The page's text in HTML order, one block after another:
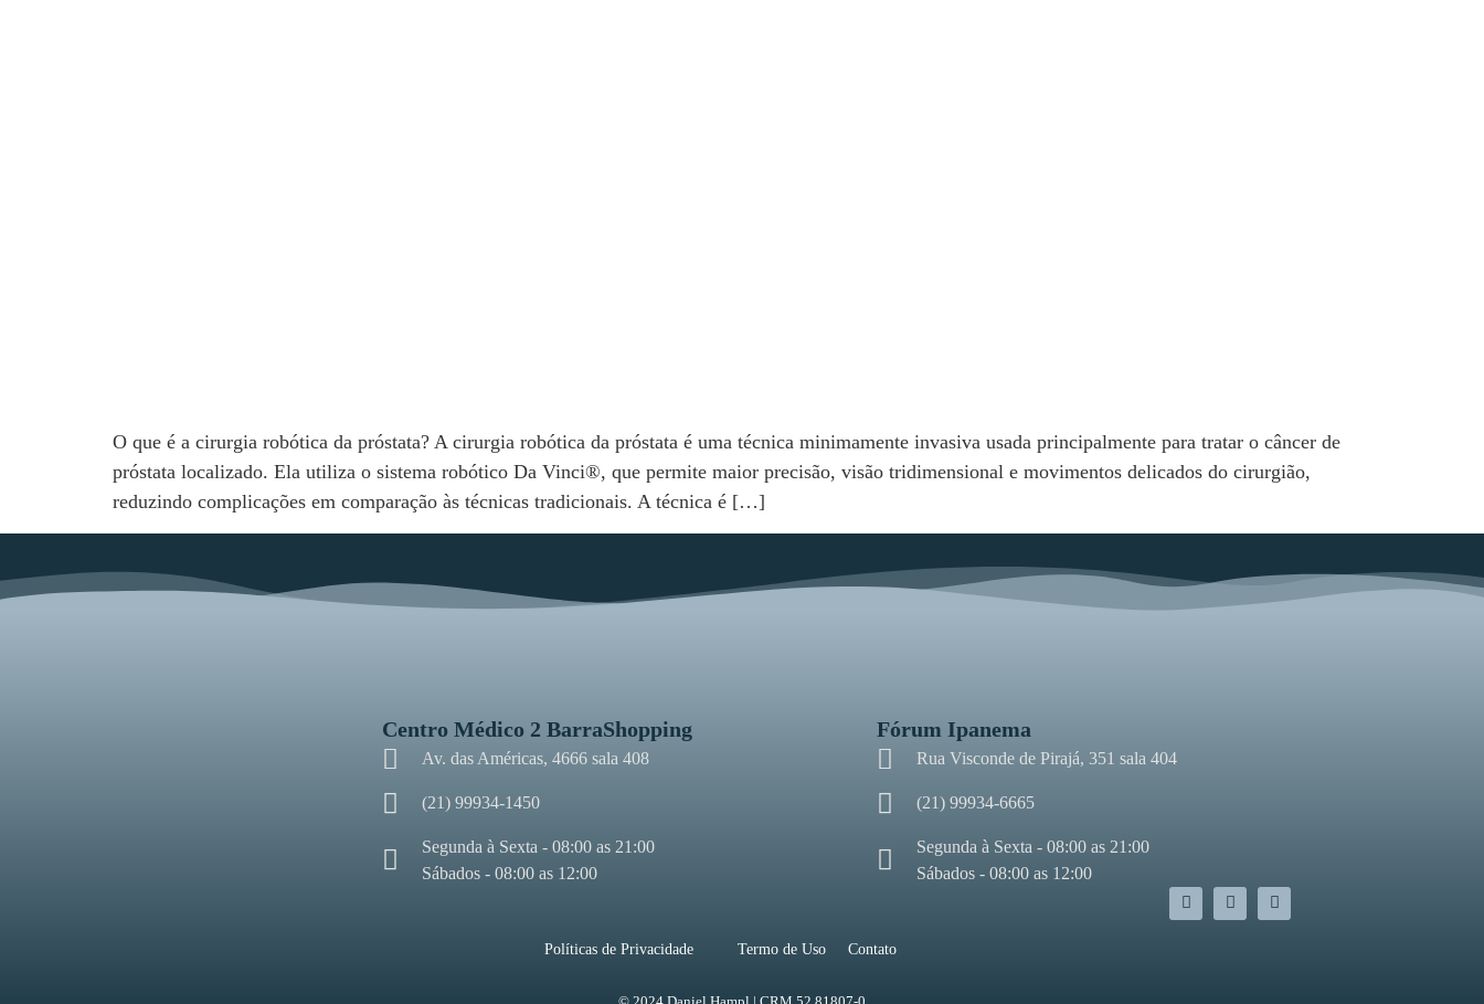
O que é a cirurgia robótica da próstata? A cirurgia robótica da próstata é uma técnica minimamente invasiva usada principalmente para tratar o câncer de
próstata localizado. Ela utiliza o sistema robótico Da Vinci®, que permite maior precisão, visão tridimensional e movimentos delicados do cirurgião,
reduzindo complicações em comparação às técnicas tradicionais. A técnica é […]
Centro Médico 2 BarraShopping
Av. das Américas, 4666 sala 408
(21) 99934-1450
Segunda à Sexta - 08:00 as 21:00
Sábados - 08:00 as 12:00
Fórum Ipanema
Rua Visconde de Pirajá, 351 sala 404
(21) 99934-6665
Segunda à Sexta - 08:00 as 21:00
Sábados - 08:00 as 12:00
Políticas de Privacidade Termo de Uso Contato